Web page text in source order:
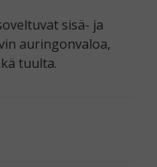
sisä- ja
auringonvaloa,
tuulta.